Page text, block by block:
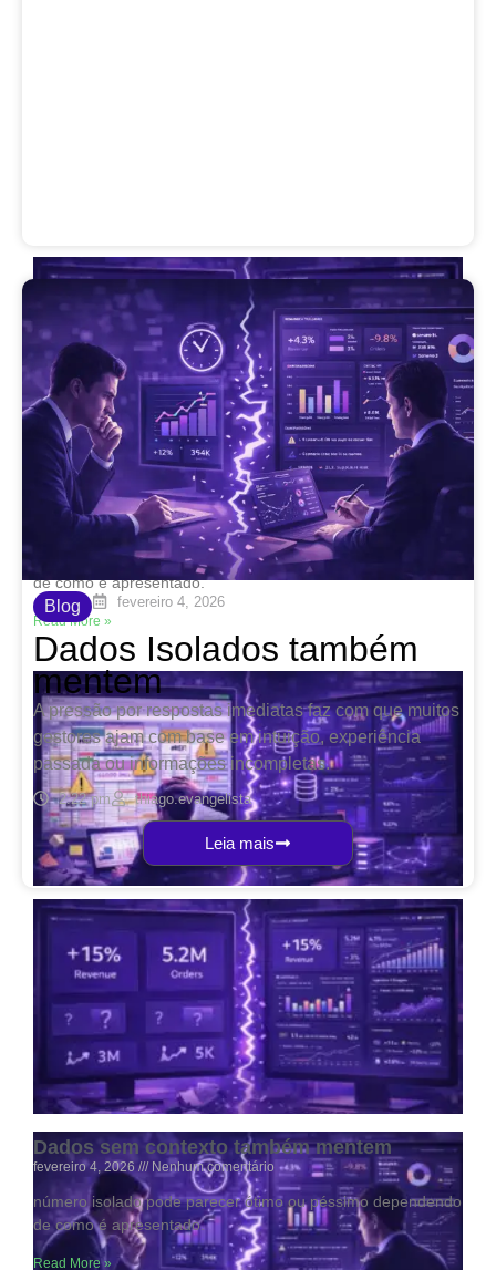
Dados sem contexto também mentem
fevereiro 4, 2026 Nenhum comentário
número isolado pode parecer ótimo ou péssimo dependendo
de como é apresentado.
Read More »
Por que planilhas não escalam com o
crescimento da empresa
fevereiro 4, 2026 Nenhum comentário
Planilhas funcionam até o momento em que deixam de
funcionar. No início da empresa, elas são rápidas, flexíveis e
parecem resolver tudo. Mas à medida
Read More »
Blog fevereiro 4, 2026
Dados Isolados também
mentem
A pressão por respostas imediatas faz com que muitos
gestores ajam com base em intuição, experiência
passada ou informações incompletas.
2:22 pm thiago.evangelista
Leia mais
Dados sem contexto também mentem
fevereiro 4, 2026 Nenhum comentário
número isolado pode parecer ótimo ou péssimo dependendo
de como é apresentado.
Read More »